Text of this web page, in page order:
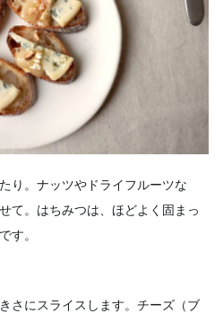
り。ナッツやドライフルーツな
て。はちみつは、ほどよく固まっ
す。
さにスライスします。チーズ（ブ